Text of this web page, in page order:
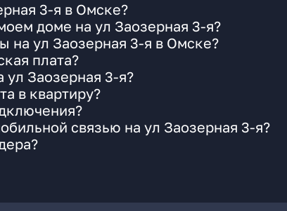
3-я в Омске?
доме на ул Заозерная 3-я?
на ул Заозерная 3-я в Омске?
плата?
ул Заозерная 3-я?
в квартиру?
связью на ул Заозерная 3-я?